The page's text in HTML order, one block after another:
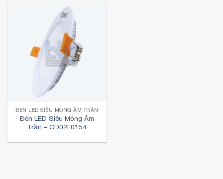
ĐÈN LED SIÊU MỎNG ÂM TRẦN
Đèn LED Siêu Mỏng Âm
Trần – CD02F0154